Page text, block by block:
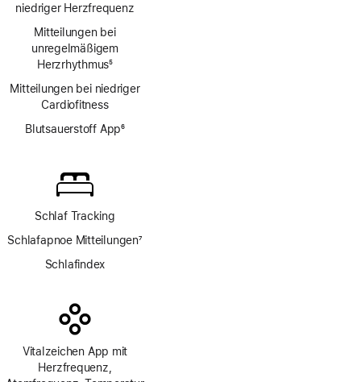
niedriger Herzfrequenz
Mitteilungen bei
unregelmäßigem
Herzrhythmus5
Mitteilungen bei niedriger
Cardio­fitness
Blutsauerstoff App6
Schlaf Tracking
Schlafapnoe Mitteilungen7
Schlafindex
Vitalzeichen App mit
Herzfrequenz,